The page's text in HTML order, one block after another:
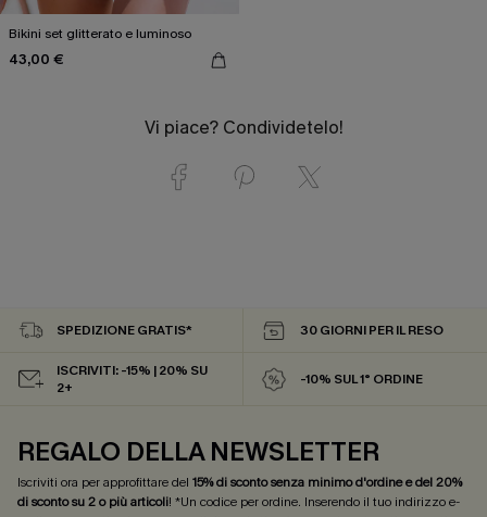
Bikini set glitterato e luminoso
43,00 €
Vi piace? Condividetelo!
SPEDIZIONE GRATIS* 30 GIORNI PER IL RESO
ISCRIVITI: -15% | 20% SU
2+
-10% SUL 1° ORDINE
REGALO DELLA NEWSLETTER
Iscriviti ora per approfittare del 15% di sconto senza minimo d'ordine e del 20%
di sconto su 2 o più articoli! *Un codice per ordine. Inserendo il tuo indirizzo e-